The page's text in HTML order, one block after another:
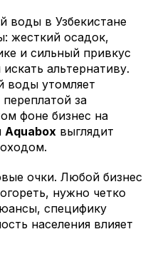
воды в Узбекистане
жесткий осадок,
и сильный привкус
альтернативу.
воды утомляет
за
фоне бизнес на
Aquabox выглядит
очки. Любой бизнес
нужно четко
специфику
населения влияет